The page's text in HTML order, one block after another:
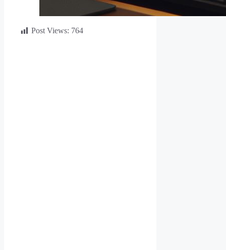
Post Views: 764